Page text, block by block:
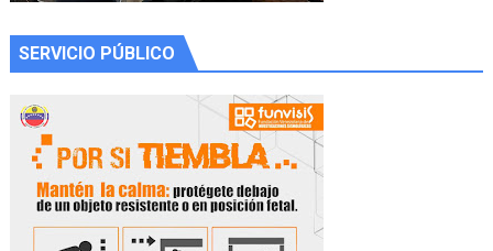
SERVICIO PÚBLICO